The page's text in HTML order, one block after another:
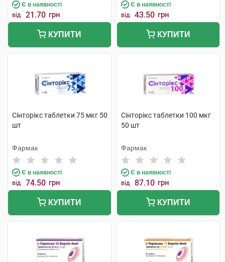
Є в наявності
від 21.70 грн
КУПИТИ
Є в наявності
від 43.50 грн
КУПИТИ
Сінторікс таблетки 75 мкг 50
шт
Фармак
Є в наявності
від 74.50 грн
КУПИТИ
Сінторікс таблетки 100 мкг
50 шт
Фармак
Є в наявності
від 87.10 грн
КУПИТИ